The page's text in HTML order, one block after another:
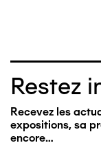
Restez
Recevez les
expositions, sa
encore…